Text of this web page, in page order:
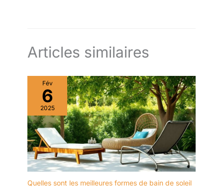
Articles similaires
Fév
6
2025
Quelles sont les meilleures formes de bain de soleil